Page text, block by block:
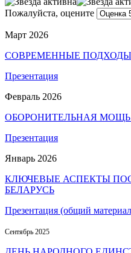
Пожалуйста, оцените
Март 2026
СОВРЕМЕННЫЕ
Презентация
Февраль 2026
ОБОРОНИТЕЛЬНАЯ
Презентация
Январь 2026
КЛЮЧЕВЫЕ АСПЕКТЫ
БЕЛАРУСЬ
Презентация (общий
Сентябрь 2025